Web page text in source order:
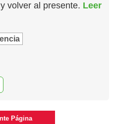
volver al presente. Leer
Página